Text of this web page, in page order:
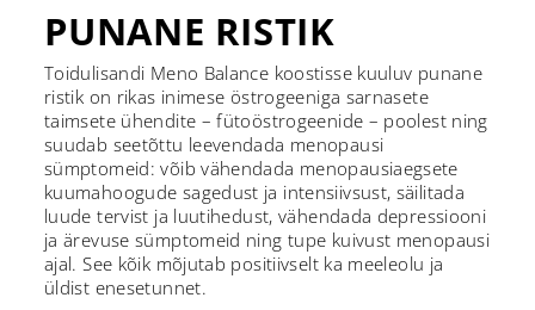
PUNANE RISTIK
Toidulisandi Meno Balance koostisse kuuluv punane
ristik on rikas inimese östrogeeniga sarnasete
taimsete ühendite – fütoöstrogeenide – poolest ning
suudab seetõttu leevendada menopausi
sümptomeid: võib vähendada menopausiaegsete
kuumahoogude sagedust ja intensiivsust, säilitada
luude tervist ja luutihedust, vähendada depressiooni
ja ärevuse sümptomeid ning tupe kuivust menopausi
ajal. See kõik mõjutab positiivselt ka meeleolu ja
üldist enesetunnet.